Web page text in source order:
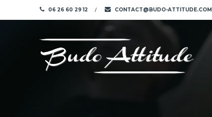
CONTACT@BUDO-ATTITUDE.COM
06 26 60 29 12